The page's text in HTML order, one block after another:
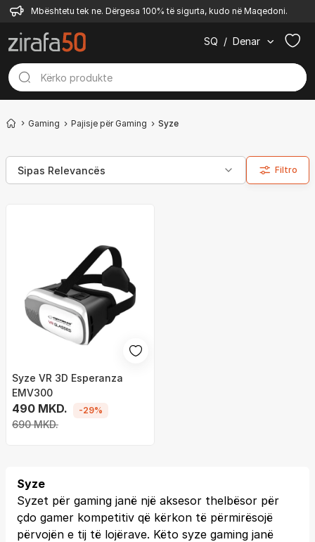
Mbështetu tek ne. Dërgesa 100% të sigurta, kudo në Maqedoni.
SQ / Denar
Gaming Pajisje për Gaming Syze
Filtro
Syze VR 3D Esperanza
EMV300
490 MKD.
690 MKD.
-29%
Syze
Syzet për gaming janë një aksesor thelbësor për
çdo gamer kompetitiv që kërkon të përmirësojë
përvojën e tij të lojërave. Këto syze gaming janë